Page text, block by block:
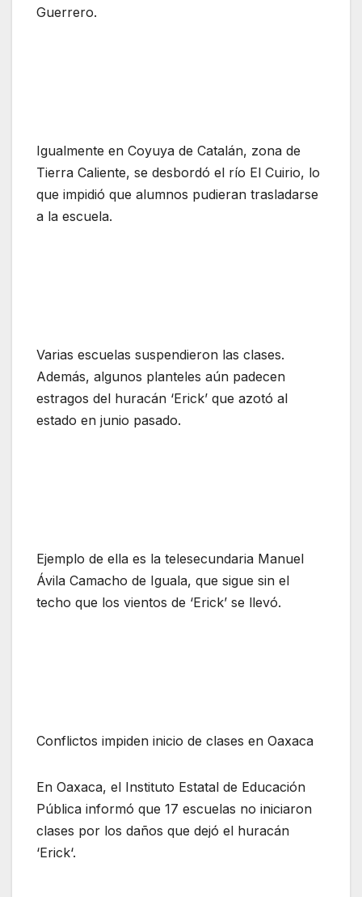
Guerrero.
Igualmente en Coyuya de Catalán, zona de
Tierra Caliente, se desbordó el río El Cuirio, lo
que impidió que alumnos pudieran trasladarse
a la escuela.
Varias escuelas suspendieron las clases.
Además, algunos planteles aún padecen
estragos del huracán ‘Erick’ que azotó al
estado en junio pasado.
Ejemplo de ella es la telesecundaria Manuel
Ávila Camacho de Iguala, que sigue sin el
techo que los vientos de ‘Erick’ se llevó.
Conflictos impiden inicio de clases en Oaxaca
En Oaxaca, el Instituto Estatal de Educación
Pública informó que 17 escuelas no iniciaron
clases por los daños que dejó el huracán
‘Erick‘.